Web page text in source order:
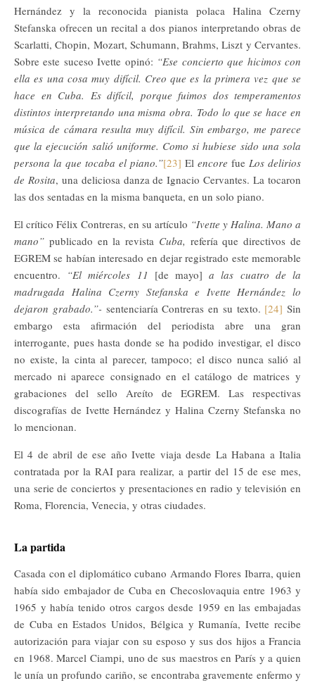
Hernández y la reconocida pianista polaca Halina Czerny
Stefanska ofrecen un recital a dos pianos interpretando obras de
Scarlatti, Chopin, Mozart, Schumann, Brahms, Liszt y Cervantes.
Sobre este suceso Ivette opinó: “Ese concierto que hicimos con
ella es una cosa muy difícil. Creo que es la primera vez que se
hace en Cuba. Es difícil, porque fuimos dos temperamentos
distintos interpretando una misma obra. Todo lo que se hace en
música de cámara resulta muy difícil. Sin embargo, me parece
que la ejecución salió uniforme. Como si hubiese sido una sola
persona la que tocaba el piano.”[23] El encore fue Los delirios
de Rosita, una deliciosa danza de Ignacio Cervantes. La tocaron
las dos sentadas en la misma banqueta, en un solo piano.
El crítico Félix Contreras, en su artículo “Ivette y Halina. Mano a
mano” publicado en la revista Cuba, refería que directivos de
EGREM se habían interesado en dejar registrado este memorable
encuentro. “El miércoles 11 [de mayo]a las cuatro de la
madrugada Halina Czerny Stefanska e Ivette Hernández lo
dejaron grabado.”- sentenciaría Contreras en su texto. [24] Sin
embargo esta afirmación del periodista abre una gran
interrogante, pues hasta donde se ha podido investigar, el disco
no existe, la cinta al parecer, tampoco; el disco nunca salió al
mercado ni aparece consignado en el catálogo de matrices y
grabaciones del sello Areíto de EGREM. Las respectivas
discografías de Ivette Hernández y Halina Czerny Stefanska no
lo mencionan.
El 4 de abril de ese año Ivette viaja desde La Habana a Italia
contratada por la RAI para realizar, a partir del 15 de ese mes,
una serie de conciertos y presentaciones en radio y televisión en
Roma, Florencia, Venecia, y otras ciudades.
La partida
Casada con el diplomático cubano Armando Flores Ibarra, quien
había sido embajador de Cuba en Checoslovaquia entre 1963 y
1965 y había tenido otros cargos desde 1959 en las embajadas
de Cuba en Estados Unidos, Bélgica y Rumanía, Ivette recibe
autorización para viajar con su esposo y sus dos hijos a Francia
en 1968. Marcel Ciampi, uno de sus maestros en París y a quien
le unía un profundo cariño, se encontraba gravemente enfermo y